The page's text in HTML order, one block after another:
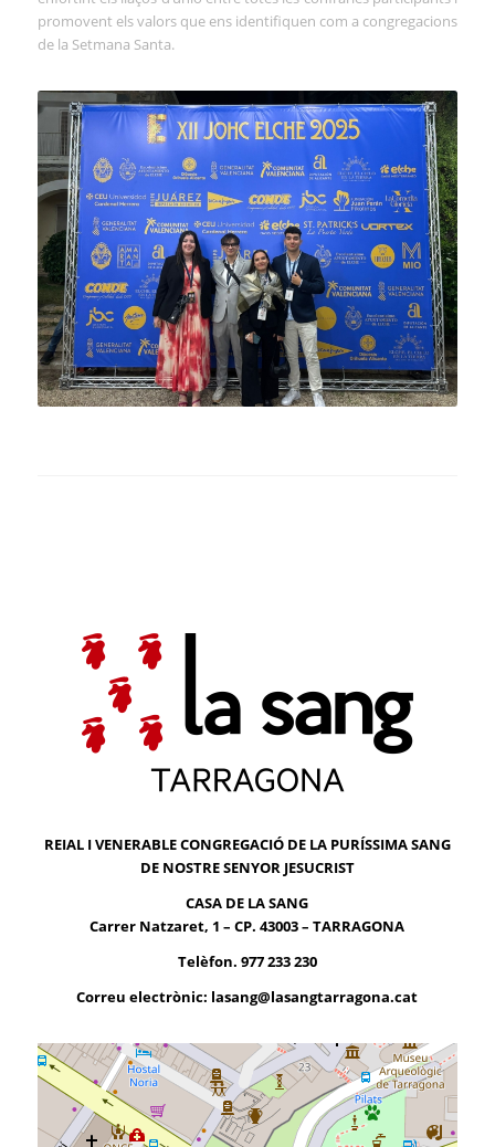
promovent els valors que ens identifiquen com a congregacions
de la Setmana Santa.
REIAL I VENERABLE CONGREGACIÓ DE LA PURÍSSIMA SANG
DE NOSTRE SENYOR JESUCRIST
CASA DE LA SANG
Carrer Natzaret, 1 – CP. 43003 – TARRAGONA
Telèfon. 977 233 230
Correu electrònic: lasang@lasangtarragona.cat